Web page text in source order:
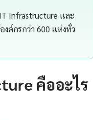
Infrastructure และ
ค์กรกว่า 600 แห่งทั่ว
คืออะไร